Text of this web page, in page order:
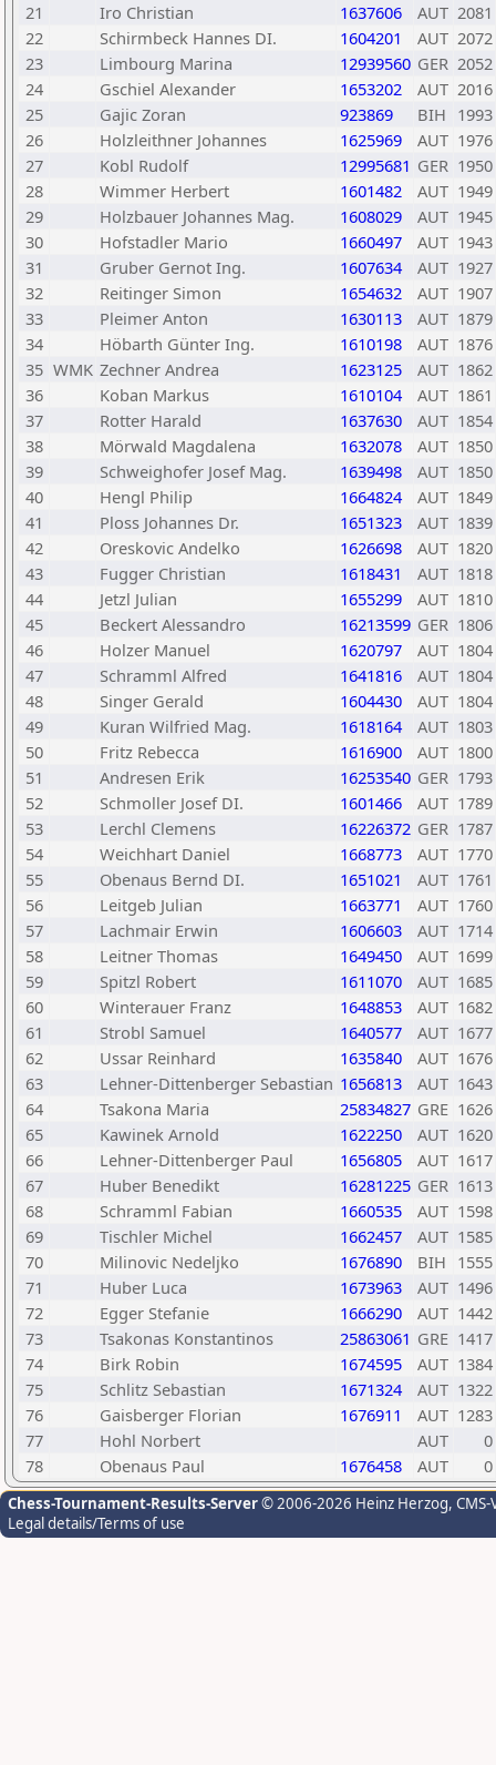
21
Iro Christian 1637606 AUT 2081
22
Schirmbeck Hannes DI. 1604201 AUT 2072
23
Limbourg Marina 12939560 GER 2052
24
Gschiel Alexander 1653202 AUT 2016
25
Gajic Zoran 923869 BIH 1993
26
Holzleithner Johannes 1625969 AUT 1976
27
Kobl Rudolf 12995681 GER 1950
28
Wimmer Herbert 1601482 AUT 1949
29
Holzbauer Johannes Mag. 1608029 AUT 1945
30
Hofstadler Mario 1660497 AUT 1943
31
Gruber Gernot Ing. 1607634 AUT 1927
32
Reitinger Simon 1654632 AUT 1907
33
Pleimer Anton 1630113 AUT 1879
34
Höbarth Günter Ing. 1610198 AUT 1876
35 WMK Zechner Andrea 1623125 AUT 1862
36
Koban Markus 1610104 AUT 1861
37
Rotter Harald 1637630 AUT 1854
38
Mörwald Magdalena 1632078 AUT 1850
39
Schweighofer Josef Mag. 1639498 AUT 1850
40
Hengl Philip 1664824 AUT 1849
41
Ploss Johannes Dr. 1651323 AUT 1839
42
Oreskovic Andelko 1626698 AUT 1820
43
Fugger Christian 1618431 AUT 1818
44
Jetzl Julian 1655299 AUT 1810
45
Beckert Alessandro 16213599 GER 1806
46
Holzer Manuel 1620797 AUT 1804
47
Schramml Alfred 1641816 AUT 1804
48
Singer Gerald 1604430 AUT 1804
49
Kuran Wilfried Mag. 1618164 AUT 1803
50
Fritz Rebecca 1616900 AUT 1800
51
Andresen Erik 16253540 GER 1793
52
Schmoller Josef DI. 1601466 AUT 1789
53
Lerchl Clemens 16226372 GER 1787
54
Weichhart Daniel 1668773 AUT 1770
55
Obenaus Bernd DI. 1651021 AUT 1761
56
Leitgeb Julian 1663771 AUT 1760
57
Lachmair Erwin 1606603 AUT 1714
58
Leitner Thomas 1649450 AUT 1699
59
Spitzl Robert 1611070 AUT 1685
60
Winterauer Franz 1648853 AUT 1682
61
Strobl Samuel 1640577 AUT 1677
62
Ussar Reinhard 1635840 AUT 1676
63
Lehner-Dittenberger Sebastian 1656813 AUT 1643
64
Tsakona Maria 25834827 GRE 1626
65
Kawinek Arnold 1622250 AUT 1620
66
Lehner-Dittenberger Paul 1656805 AUT 1617
67
Huber Benedikt 16281225 GER 1613
68
Schramml Fabian 1660535 AUT 1598
69
Tischler Michel 1662457 AUT 1585
70
Milinovic Nedeljko 1676890 BIH 1555
71
Huber Luca 1673963 AUT 1496
72
Egger Stefanie 1666290 AUT 1442
73
Tsakonas Konstantinos 25863061 GRE 1417
74
Birk Robin 1674595 AUT 1384
75
Schlitz Sebastian 1671324 AUT 1322
76
Gaisberger Florian 1676911 AUT 1283
77
Hohl Norbert AUT
0
78
Obenaus Paul 1676458 AUT 0
Chess-Tournament-Results-Server© 2006-2026 Heinz Herzog,
Legal details/Terms of use